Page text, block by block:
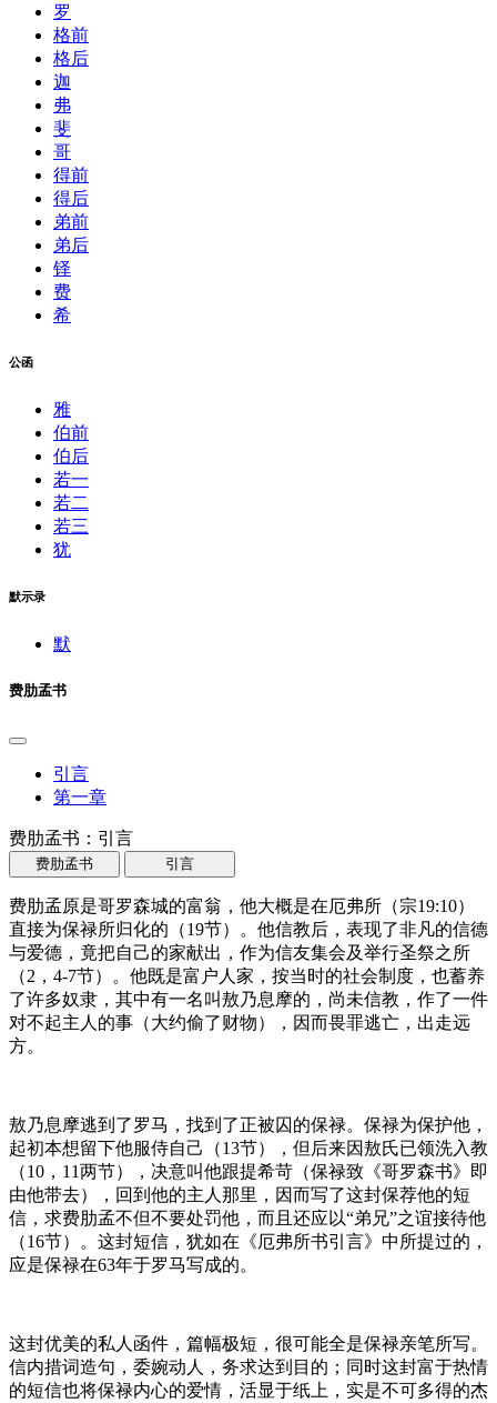
罗
格前
格后
迦
弗
斐
哥
得前
得后
弟前
弟后
铎
费
希
公函
雅
伯前
伯后
若一
若二
若三
犹
默示录
默
费肋孟书
引言
第一章
费肋孟书：引言
费肋孟书 引言
费肋孟原是哥罗森城的富翁，他大概是在厄弗所（宗19:10）
直接为保禄所归化的（19节）。他信教后，表现了非凡的信德
与爱德，竟把自己的家献出，作为信友集会及举行圣祭之所
（2，4-7节）。他既是富户人家，按当时的社会制度，也蓄养
了许多奴隶，其中有一名叫敖乃息摩的，尚未信教，作了一件
对不起主人的事（大约偷了财物），因而畏罪逃亡，出走远
方。
敖乃息摩逃到了罗马，找到了正被囚的保禄。保禄为保护他，
起初本想留下他服侍自己（13节），但后来因敖氏已领洗入教
（10，11两节），决意叫他跟提希苛（保禄致《哥罗森书》即
由他带去），回到他的主人那里，因而写了这封保荐他的短
信，求费肋孟不但不要处罚他，而且还应以“弟兄”之谊接待他
（16节）。这封短信，犹如在《厄弗所书引言》中所提过的，
应是保禄在63年于罗马写成的。
这封优美的私人函件，篇幅极短，很可能全是保禄亲笔所写。
信内措词造句，委婉动人，务求达到目的；同时这封富于热情
的短信也将保禄内心的爱情，活显于纸上，实是不可多得的杰